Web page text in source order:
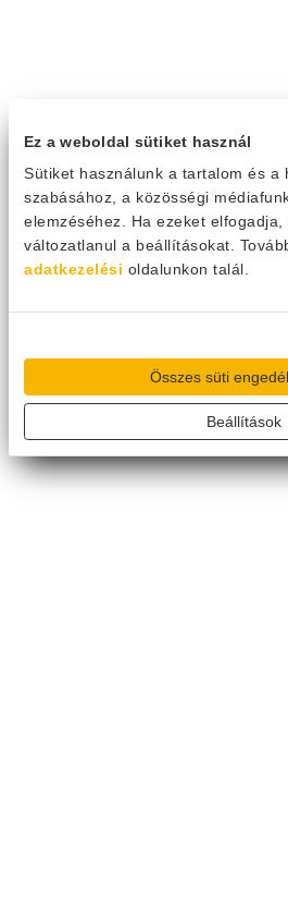
Ez a weboldal sütiket használ
Sütiket használunk a tartalom és a
szabásához, a közösségi
elemzéséhez. Ha ezeket elfogadja,
változatlanul a beállításokat.
adatkezelési oldalunkon talál.
Összes süti
Beállítások
Gree multi inverter
egység R32
418 910Ft
Összehasonlító